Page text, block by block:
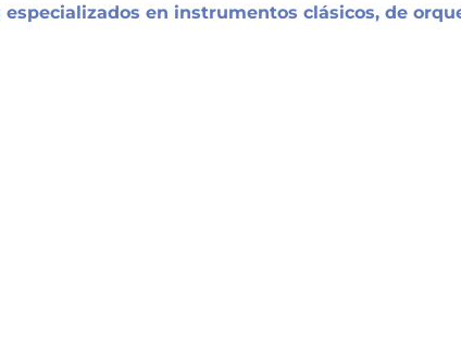
especializados en instrumentos clásicos, de